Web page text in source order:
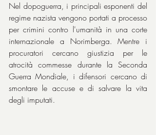
Nel dopoguerra, i principali esponenti del
regime nazista vengono portati a processo
per crimini contro l'umanità in una corte
internazionale a Norimberga. Mentre i
procuratori cercano giustizia per le
atrocità commesse durante la Seconda
Guerra Mondiale, i difensori cercano di
smontare le accuse e di salvare la vita
degli imputati.